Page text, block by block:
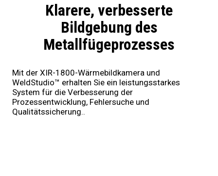
Klarere, verbesserte
Bildgebung des
Metallfügeprozesses
Mit der XIR-1800-Wärmebildkamera und
WeldStudio™ erhalten Sie ein leistungsstarkes
System für die Verbesserung der
Prozessentwicklung, Fehlersuche und
Qualitätssicherung..